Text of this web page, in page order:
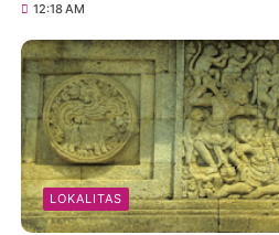
12:18 AM
LOKALITAS